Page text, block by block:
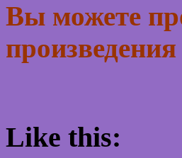
Вы можете
Like this: